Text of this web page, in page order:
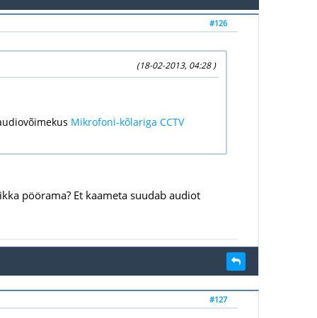
#126
(18-02-2013, 04:28 )
Mikrofoni-kõlariga CCTV
pöörama? Et kaameta suudab audiot
#127